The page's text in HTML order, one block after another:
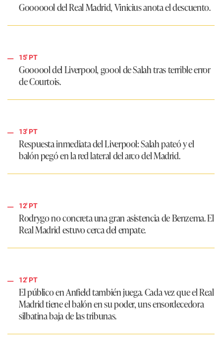
Gooooool del Real Madrid, Vinicius anota el descuento.
15' PT
Goooool del Liverpool, goool de Salah tras terrible error
de Courtois.
13' PT
Respuesta inmediata del Liverpool: Salah pateó y el
balón pegó en la red lateral del arco del Madrid.
12' PT
Rodrygo no concreta una gran asistencia de Benzema. El
Real Madrid estuvo cerca del empate.
12' PT
El público en Anfield también juega. Cada vez que el Real
Madrid tiene el balón en su poder, uns ensordecedora
silbatina baja de las tribunas.